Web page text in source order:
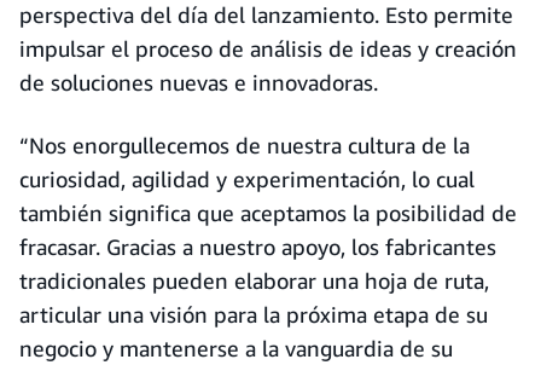
perspectiva del día del lanzamiento. Esto permite
impulsar el proceso de análisis de ideas y creación
de soluciones nuevas e innovadoras.
“Nos enorgullecemos de nuestra cultura de la
curiosidad, agilidad y experimentación, lo cual
también significa que aceptamos la posibilidad de
fracasar. Gracias a nuestro apoyo, los fabricantes
tradicionales pueden elaborar una hoja de ruta,
articular una visión para la próxima etapa de su
negocio y mantenerse a la vanguardia de su